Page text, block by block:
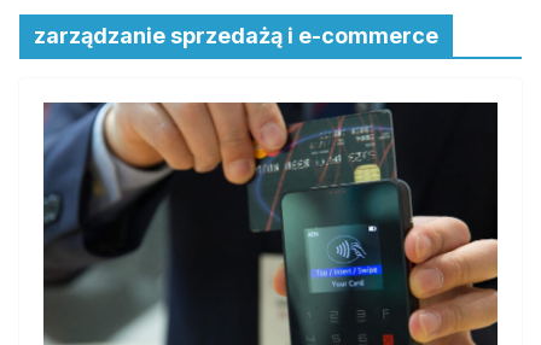
zarządzanie sprzedażą i e-commerce